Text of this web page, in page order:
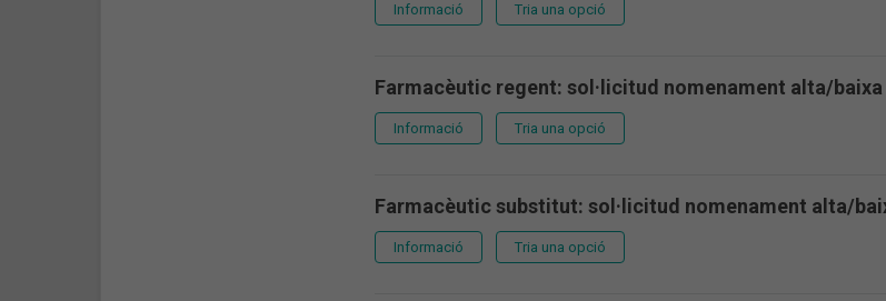
Informació Tria una opció
Farmacèutic regent: sol·licitud nomenament alta/baixa
Informació Tria una opció
Farmacèutic substitut: sol·licitud nomenament alta/
Informació Tria una opció